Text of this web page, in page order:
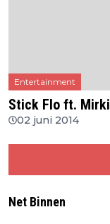
Entertainment
Stick Flo ft.
02 juni 2014
Net Binnen